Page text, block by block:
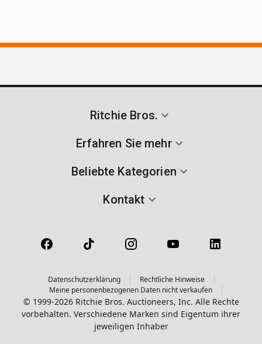
Ritchie Bros.
Erfahren Sie mehr
Beliebte Kategorien
Kontakt
Datenschutzerklärung
Rechtliche Hinweise
Meine personenbezogenen Daten nicht verkaufen
© 1999-2026 Ritchie Bros. Auctioneers, Inc. Alle Rechte
vorbehalten. Verschiedene Marken sind Eigentum ihrer
jeweiligen Inhaber